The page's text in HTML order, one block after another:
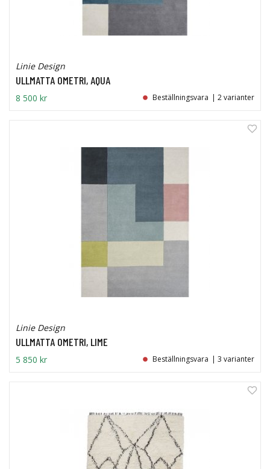
Linie Design
ULLMATTA OMETRI, AQUA
8 500 kr Beställningsvara | 2 varianter
Linie Design
ULLMATTA OMETRI, LIME
5 850 kr Beställningsvara | 3 varianter